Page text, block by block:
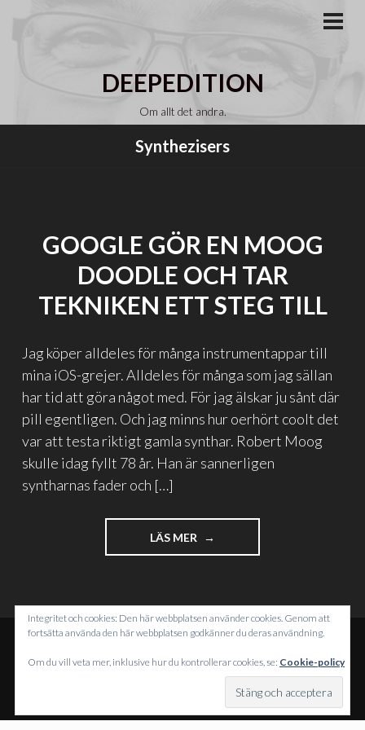
DEEPEDITION
Om allt det andra.
Synthezisers
GOOGLE GÖR EN MOOG
DOODLE OCH TAR
TEKNIKEN ETT STEG TILL
Jag köper alldeles för många instrumentappar till
mina iOS-grejer. Alldeles för många som jag sällan
har tid att göra något med. För jag älskar ju sånt där
pill egentligen. Och jag minns hur oerhört coolt det
var att testa riktigt gamla synthar. Robert Moog
skulle idag fyllt 78 år. Han är sannerligen
syntharnas fader och […]
LÄS MER
"GOOGLE
GÖR
DOODLE
OCH
TAR
TEKNIKEN
DRIVS MED WORDPRESS
WORDPRESS.COM.
Integritet och cookies: Den här webbplatsen använder cookies. Genom att
fortsätta använda den här webbplatsen godkänner du deras användning.
Om du vill veta mer, inklusive hur du kontrollerar cookies, se: Cookie-policy